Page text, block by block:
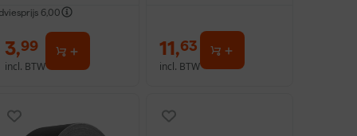
6,00
3,99
incl. BTW
11,63
incl. BTW